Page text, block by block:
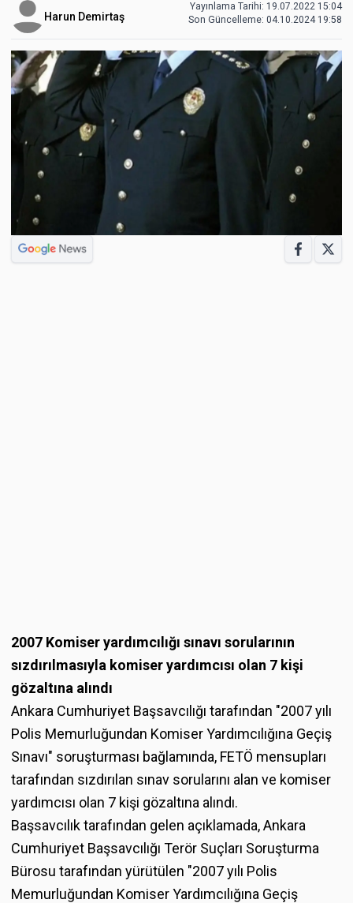
Harun Demirtaş
Yayınlama Tarihi: 19.07.2022 15:04
Son Güncelleme: 04.10.2024 19:58
2007 Komiser yardımcılığı sınavı sorularının
sızdırılmasıyla komiser yardımcısı olan 7 kişi
gözaltına alındı
Ankara Cumhuriyet Başsavcılığı tarafından "2007 yılı
Polis Memurluğundan Komiser Yardımcılığına Geçiş
Sınavı" soruşturması bağlamında, FETÖ mensupları
tarafından sızdırılan sınav sorularını alan ve komiser
yardımcısı olan 7 kişi gözaltına alındı.
Başsavcılık tarafından gelen açıklamada, Ankara
Cumhuriyet Başsavcılığı Terör Suçları Soruşturma
Bürosu tarafından yürütülen "2007 yılı Polis
Memurluğundan Komiser Yardımcılığına Geçiş